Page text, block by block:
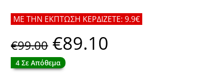
ΜΕ ΤΗΝ ΕΚΠΤΩΣΗ ΚΕΡΔΙΖΕΤΕ: 9.9€
€99.00 Original
price
was:
€99.00.
€89.10
4 Σε Απόθεμα